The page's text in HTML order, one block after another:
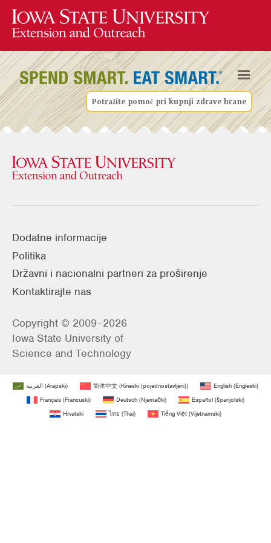
Potražite pomoć pri kupnji zdrave hrane
Dodatne informacije
Politika
Državni i nacionalni partneri za proširenje
Kontaktirajte nas
Copyright © 2009–2026
Iowa State University of
Science and Technology
العربية (Arapski) 简体中文 (Kineski (pojednostavljeni)) English (Engleski)
Français (Francuski) Deutsch (Njemački) Español (španjolski)
Hrvatski
ไทย (Thai) Tiếng Việt (Vijetnamski)